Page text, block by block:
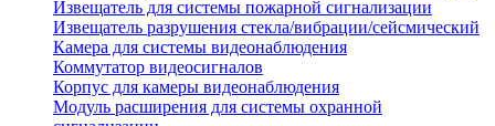
Извещатель для системы пожарной сигнализации
Извещатель разрушения стекла/вибрации/сейсмический
Камера для системы видеонаблюдения
Коммутатор видеосигналов
Корпус для камеры видеонаблюдения
Модуль расширения для системы охранной